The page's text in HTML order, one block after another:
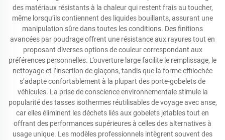
des matériaux résistants à la chaleur qui restent frais au toucher,
même lorsqu’ils contiennent des liquides bouillants, assurant une
manipulation sûre dans toutes les conditions. Des finitions
avancées par poudrage offrent une résistance aux rayures tout en
proposant diverses options de couleur correspondant aux
préférences personnelles. L’ouverture large facilite le remplissage, le
nettoyage et l’insertion de glaçons, tandis que la forme effilochée
s’adapte confortablement à la plupart des porte-gobelets de
véhicules. La prise de conscience environnementale stimule la
popularité des tasses isothermes réutilisables de voyage avec anse,
car elles éliminent les déchets liés aux gobelets jetables tout en
offrant des performances supérieures à celles des alternatives à
usage unique. Les modèles professionnels intègrent souvent des